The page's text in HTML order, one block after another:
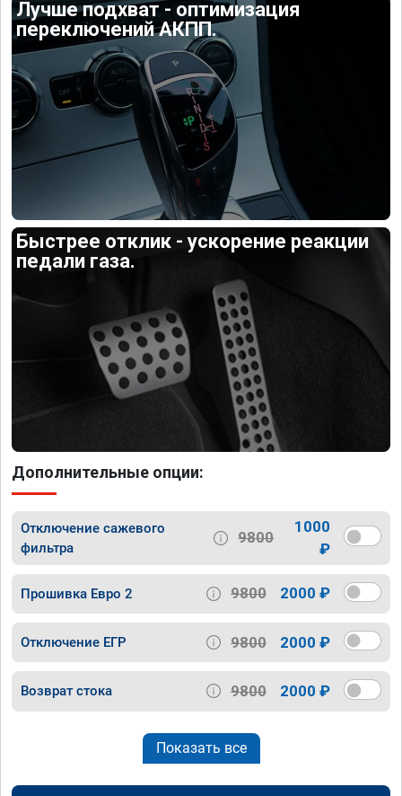
Лучше подхват - оптимизация
переключений АКПП.
Быстрее отклик - ускорение реакции
педали газа.
Дополнительные опции:
Отключение сажевого
фильтра
9800
1000
₽
Прошивка Евро 2 9800 2000 ₽
Отключение ЕГР 9800 2000 ₽
Возврат стока 9800 2000 ₽
Показать все